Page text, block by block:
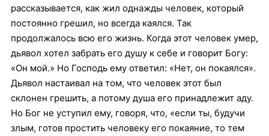
рассказывается, как жил однажды человек, который
постоянно грешил, но всегда каялся. Так
продолжалось всю его жизнь. Когда этот человек умер,
дьявол хотел забрать его душу к себе и говорит Богу:
«Он мой.» Но Господь ему ответил: «Нет, он покаялся».
Дьявол настаивал на том, что человек этот был
склонен грешить, а потому душа его принадлежит аду.
Но Бог не уступил ему, говоря, что, «если ты, будучи
злым, готов простить человеку его покаяние, то тем